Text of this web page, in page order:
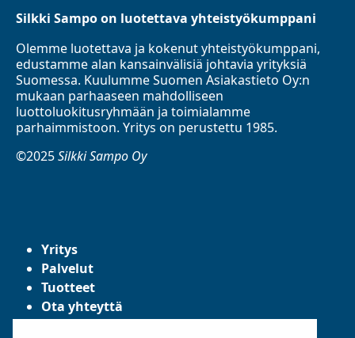
Silkki Sampo on luotettava yhteistyökumppani
Olemme luotettava ja kokenut yhteistyökumppani,
edustamme alan kansainvälisiä johtavia yrityksiä
Suomessa. Kuulumme Suomen Asiakastieto Oy:n
mukaan parhaaseen mahdolliseen
luottoluokitusryhmään ja toimialamme
parhaimmistoon. Yritys on perustettu 1985.
©2025Silkki Sampo Oy
Yritys
Palvelut
Tuotteet
Ota yhteyttä